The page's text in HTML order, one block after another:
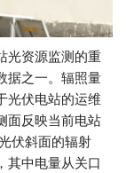
光资源监测的重
据之一。辐照量
光伏电站的运维
面反映当前电站
伏斜面的辐射
其中电量从关口